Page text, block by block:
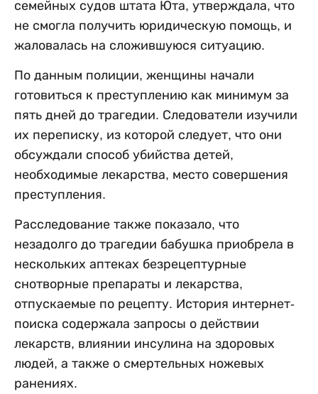
семейных судов штата Юта, утверждала, что
не смогла получить юридическую помощь, и
жаловалась на сложившуюся ситуацию.
По данным полиции, женщины начали
готовиться к преступлению как минимум за
пять дней до трагедии. Следователи изучили
их переписку, из которой следует, что они
обсуждали способ убийства детей,
необходимые лекарства, место совершения
преступления.
Расследование также показало, что
незадолго до трагедии бабушка приобрела в
нескольких аптеках безрецептурные
снотворные препараты и лекарства,
отпускаемые по рецепту. История интернет-
поиска содержала запросы о действии
лекарств, влиянии инсулина на здоровых
людей, а также о смертельных ножевых
ранениях.